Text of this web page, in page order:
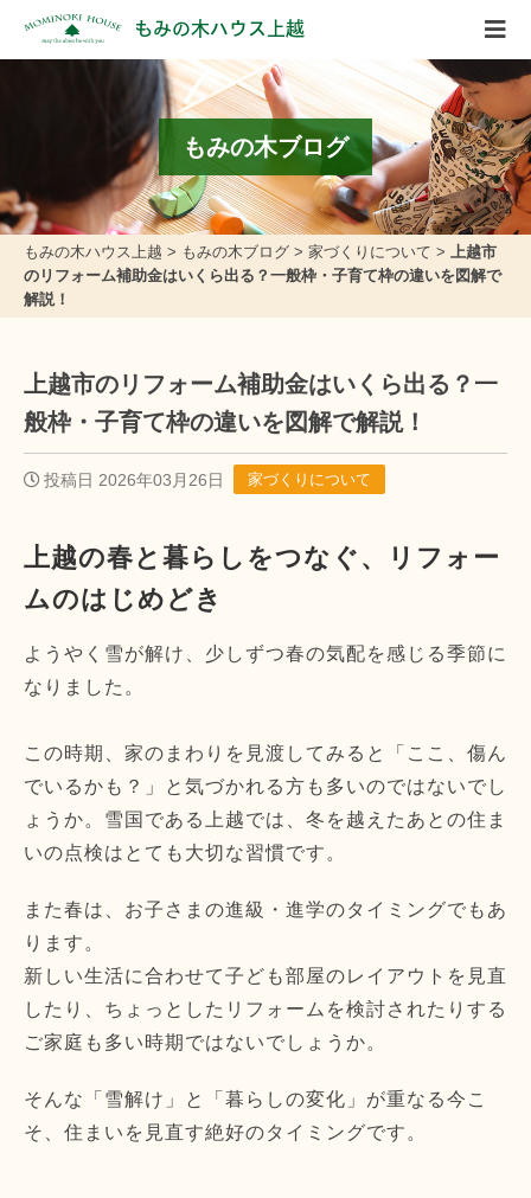
もみの木ハウス上越
もみの木ブログ
もみの木ハウス上越 > もみの木ブログ > 家づくりについて > 上越市
のリフォーム補助金はいくら出る？一般枠・子育て枠の違いを図解で
解説！
上越市のリフォーム補助金はいくら出る？一
般枠・子育て枠の違いを図解で解説！
投稿日 2026年03月26日 家づくりについて
上越の春と暮らしをつなぐ、リフォー
ムのはじめどき
ようやく雪が解け、少しずつ春の気配を感じる季節に
なりました。
この時期、家のまわりを見渡してみると「ここ、傷ん
でいるかも？」と気づかれる方も多いのではないでし
ょうか。雪国である上越では、冬を越えたあとの住ま
いの点検はとても大切な習慣です。
また春は、お子さまの進級・進学のタイミングでもあ
ります。
新しい生活に合わせて子ども部屋のレイアウトを見直
したり、ちょっとしたリフォームを検討されたりする
ご家庭も多い時期ではないでしょうか。
そんな「雪解け」と「暮らしの変化」が重なる今こ
そ、住まいを見直す絶好のタイミングです。